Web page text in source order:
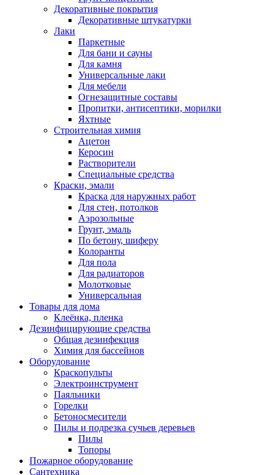
Декоративные покрытия
Декоративные штукатурки
Лаки
Паркетные
Для бани и сауны
Для камня
Универсальные лаки
Для мебели
Огнезащитные составы
Пропитки, антисептики, морилки
Яхтные
Строительная химия
Ацетон
Керосин
Растворители
Специальные средства
Краски, эмали
Краска для наружных работ
Для стен, потолков
Аэрозольные
Грунт, эмаль
По бетону, шиферу
Колоранты
Для пола
Для радиаторов
Молотковые
Универсальная
Товары для дома
Клеёнка, пленка
Дезинфицирующие средства
Общая дезинфекция
Химия для бассейнов
Оборудование
Краскопульты
Электроинструмент
Паяльники
Горелки
Бетоносмесители
Пилы и подрезка сучьев деревьев
Пилы
Топоры
Пожарное оборудование
Сантехника